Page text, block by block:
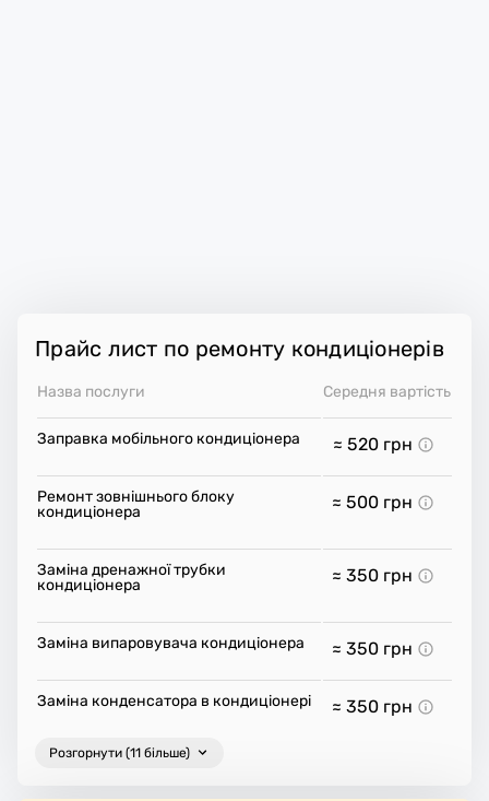
Прайс лист по ремонту кондиціонерів
Назва послуги Середня вартість
Заправка мобільного кондиціонера ≈ 520 грн
Ремонт зовнішнього блоку
кондиціонера
≈ 500 грн
Заміна дренажної трубки
кондиціонера
≈ 350 грн
Заміна випаровувача кондиціонера ≈ 350 грн
Заміна конденсатора в кондиціонері ≈ 350 грн
Розгорнути (11 більше)